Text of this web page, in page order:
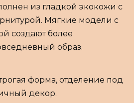
из гладкой экокожи с
Мягкие модели с
создают более
образ.
форма, отделение под
декор.